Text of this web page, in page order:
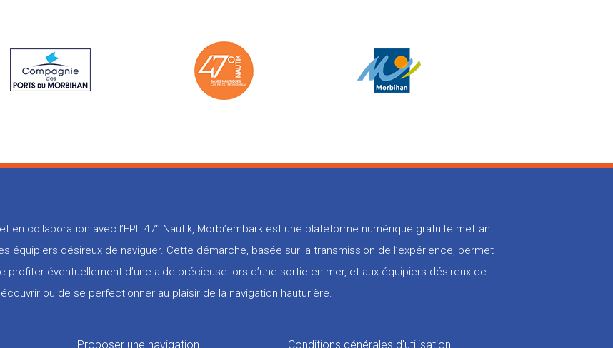
en collaboration avec l’EPL 47° Nautik, Morbi’embark est une plateforme numérique gratuite mettant
équipiers désireux de naviguer. Cette démarche, basée sur la transmission de l’expérience, permet
éventuellement d’une aide précieuse lors d’une sortie en mer, et aux équipiers désireux de
ou de se perfectionner au plaisir de la navigation hauturière.
Proposer une navigation Conditions générales d'utilisation